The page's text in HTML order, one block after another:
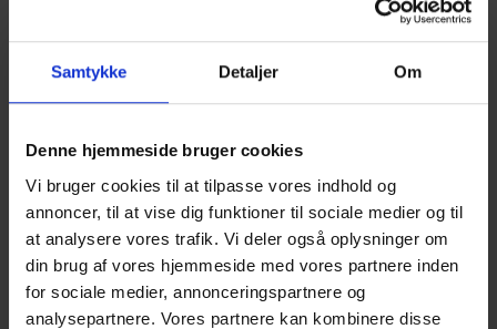
Samtykke Detaljer Om
Denne hjemmeside bruger cookies
Vi bruger cookies til at tilpasse vores indhold og
annoncer, til at vise dig funktioner til sociale medier og til
at analysere vores trafik. Vi deler også oplysninger om
din brug af vores hjemmeside med vores partnere inden
for sociale medier, annonceringspartnere og
analysepartnere. Vores partnere kan kombinere disse